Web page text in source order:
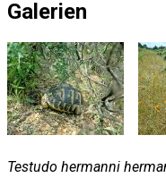
Galerien
Testudo hermanni